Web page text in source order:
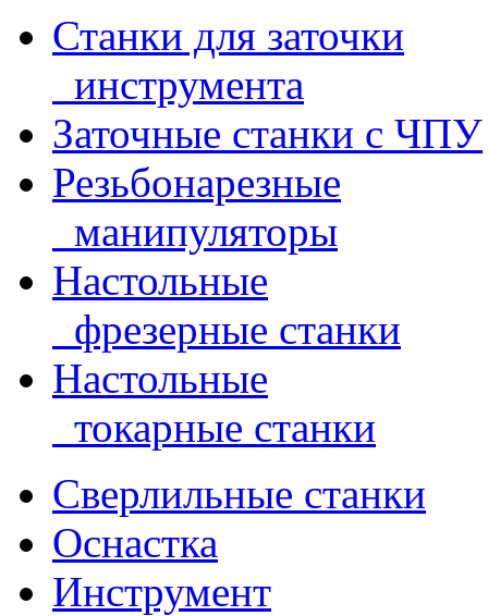
Станки для заточки
инструмента
Заточные станки с ЧПУ
Резьбонарезные
манипуляторы
Настольные
фрезерные станки
Настольные
токарные станки
Сверлильные станки
Оснастка
Инструмент